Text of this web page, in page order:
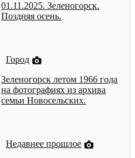
01.11.2025. Зеленогорск.
Поздняя осень.
Город
Зеленогорск летом 1966 года
на фотографиях из архива
семьи Новосельских.
Недавнее прошлое